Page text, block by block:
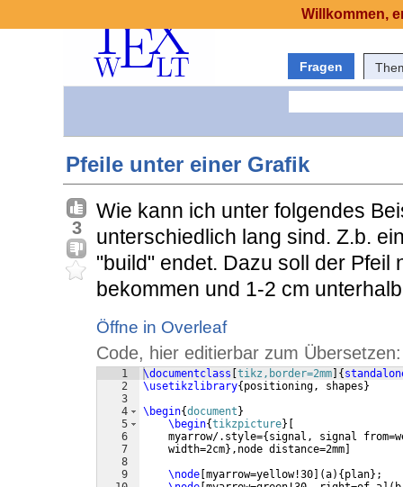
Fragen
Pfeile unter einer Grafik
3
Wie kann ich unter folgendes
unterschiedlich lang sind. Z.b.
"build" endet. Dazu soll der Pfeil
bekommen und 1-2 cm
Öffne in Overleaf
Code, hier editierbar zum Übersetzen:
1
2
3
4
5
6
7
8
9
\documentclass tikz,border=2mm {
\usetikzlibrary{ positioning, shapes }
\begin{document }
\begin{tikzpicture}
    myarrow/.style=
{ signal, signal
    width=2cm
} ,node distance=2mm
\node myarrow=yellow!30 (a) { plan} ;
Willkommen,